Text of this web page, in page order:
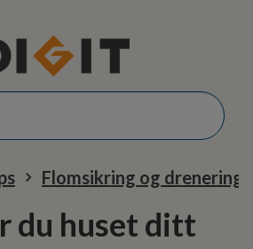
Flomsikring og drenering
du huset ditt